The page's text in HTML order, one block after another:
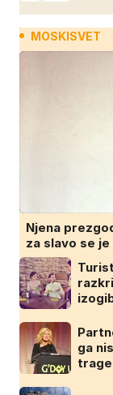
MOSKISVET
Njena
za slavo se
ga